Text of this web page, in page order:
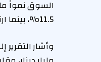
11.5%، بينما ارتفع مؤشر السوق العام (كمقياس شامل لأداء السوقين) بنسبة 5.3%.